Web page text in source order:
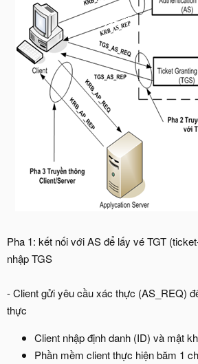
Pha 1: kết nối với AS để lấy vé TGT
nhập TGS
- Client gửi yêu cầu xác thực (AS_REQ)
thực
Client nhập định danh (ID) và mật
Phần mềm client thực hiện băm 1